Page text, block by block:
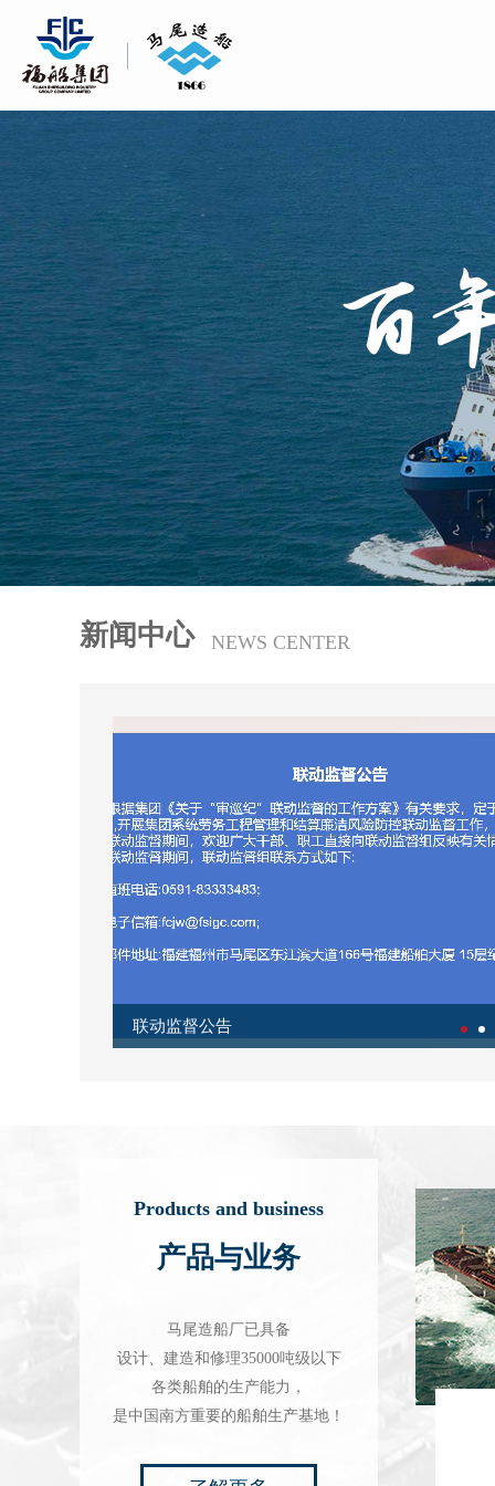
新闻中心 NEWS CENTER
联动监督公告
Products and business
产品与业务
马尾造船厂已具备
设计、建造和修理35000吨级以下
各类船舶的生产能力，
是中国南方重要的船舶生产基地！